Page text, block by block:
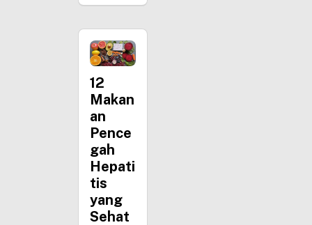
12
Makan
an
Pence
gah
Hepati
tis
yang
Sehat